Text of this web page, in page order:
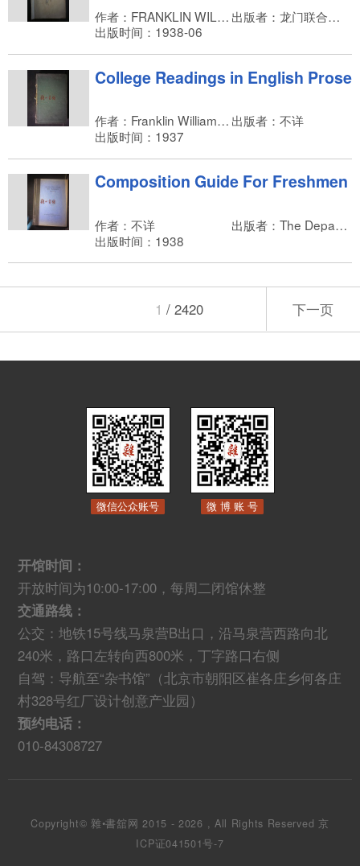
作者：FRANKLIN WILLIAM SCOTT,JACOB ZEITLIN
出版者：龙门联合书局，徐仕吾
出版时间：1938-06
College Readings in English Prose
作者：Franklin William Scott, Jacob Zeitlin 出版者：不详
出版时间：1937
Composition Guide For Freshmen
作者：不详
出版者：The Department of Western Languages of Yenching University
出版时间：1938
1 / 2420 下一页
微信公众账号 微 博 账 号
开馆时间：
开放时间为10:00-17:00，每周二闭馆休整
交通路线：
公交：地铁15号线马泉营B出口，沿马泉营西路向北
240米，路口左转向西800米，丁字路口右侧
自驾：导航至“杂书馆”（北京市朝阳区崔各庄乡何各庄
村328号红厂设计创意产业园）
预约电话：
010-84308727
Copyright© 雜•書舘网 2015 - 2026 , All Rights Reserved 京
ICP证041501号-7